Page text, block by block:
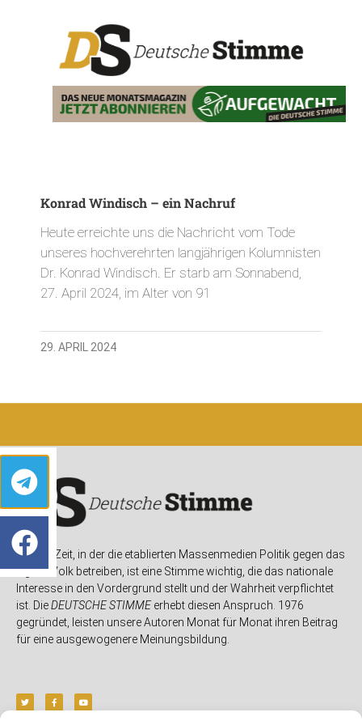
Konrad Windisch – ein Nachruf
Heute erreichte uns die Nachricht vom Tode
unseres hochverehrten langjährigen Kolumnisten
Dr. Konrad Windisch. Er starb am Sonnabend,
27. April 2024, im Alter von 91
29. APRIL 2024
In einer Zeit, in der die etablierten Massenmedien Politik gegen das
eigene Volk betreiben, ist eine Stimme wichtig, die das nationale
Interesse in den Vordergrund stellt und der Wahrheit verpflichtet
ist. DieDEUTSCHE STIMMEerhebt diesen Anspruch. 1976
gegründet, leisten unsere Autoren Monat für Monat ihren Beitrag
für eine ausgewogenere Meinungsbildung.